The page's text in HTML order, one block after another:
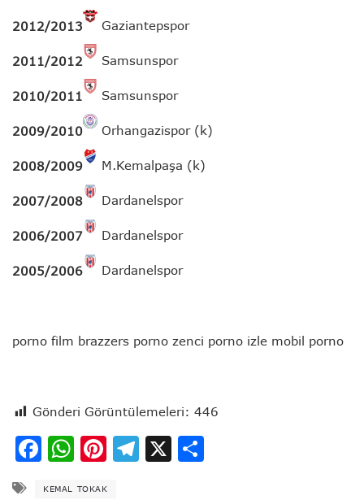
2012/2013 Gaziantepspor
2011/2012 Samsunspor
2010/2011 Samsunspor
2009/2010 Orhangazispor (k)
2008/2009 M.Kemalpaşa (k)
2007/2008 Dardanelspor
2006/2007 Dardanelspor
2005/2006 Dardanelspor
porno film brazzers porno zenci porno izle mobil porno
Gönderi Görüntülemeleri: 446
Facebook
WhatsApp
Pinterest
Telegram
X
KEMAL TOKAK